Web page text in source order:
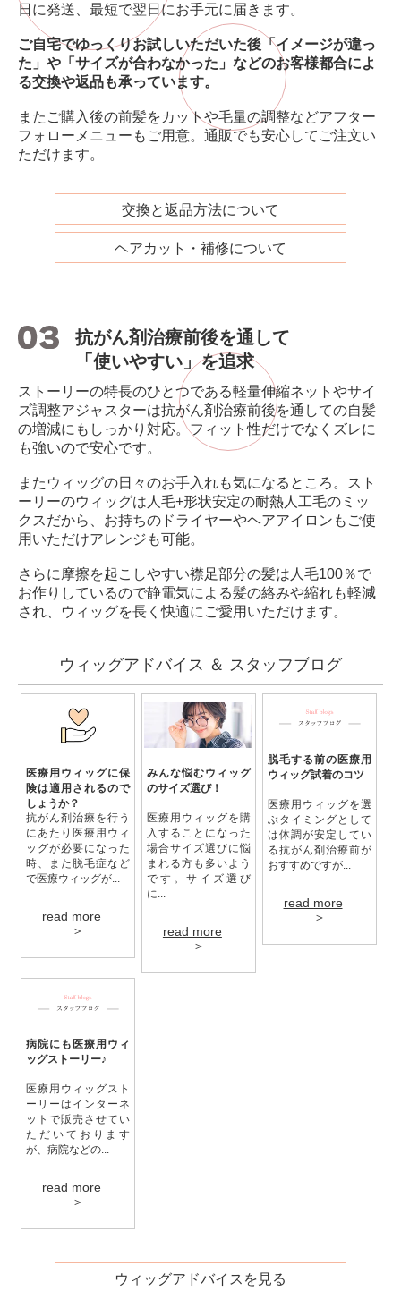
日に発送、最短で翌日にお手元に届きます。
ご自宅でゆっくりお試しいただいた後「イメージが違っ
た」や「サイズが合わなかった」などのお客様都合によ
る交換や返品も承っています。
またご購入後の前髪をカットや毛量の調整などアフター
フォローメニューもご用意。通販でも安心してご注文い
ただけます。
交換と返品方法について
ヘアカット・補修について
抗がん剤治療前後を通して
「使いやすい」を追求
ストーリーの特長のひとつである軽量伸縮ネットやサイ
ズ調整アジャスターは抗がん剤治療前後を通しての自髪
の増減にもしっかり対応。フィット性だけでなくズレに
も強いので安心です。
またウィッグの日々のお手入れも気になるところ。スト
ーリーのウィッグは人毛+形状安定の耐熱人工毛のミッ
クスだから、お持ちのドライヤーやヘアアイロンもご使
用いただけアレンジも可能。
さらに摩擦を起こしやすい襟足部分の髪は人毛100％で
お作りしているので静電気による髪の絡みや縮れも軽減
され、ウィッグを長く快適にご愛用いただけます。
ウィッグアドバイス ＆ スタッフブログ
医療用ウィッグに保
険は適用されるので
しょうか？
抗がん剤治療を行う
にあたり医療用ウィ
ッグが必要になった
時、また脱毛症など
で医療ウィッグが...
read more
＞
みんな悩むウィッグ
のサイズ選び！
医療用ウィッグを購
入することになった
場合サイズ選びに悩
まれる方も多いよう
です。サイズ選び
に...
read more
＞
脱毛する前の医療用
ウィッグ試着のコツ
医療用ウィッグを選
ぶタイミングとして
は体調が安定してい
る抗がん剤治療前が
おすすめですが...
read more
＞
病院にも医療用ウィ
ッグストーリー♪
医療用ウィッグスト
ーリーはインターネ
ットで販売させてい
ただいております
が、病院などの...
read more
＞
ウィッグアドバイスを見る